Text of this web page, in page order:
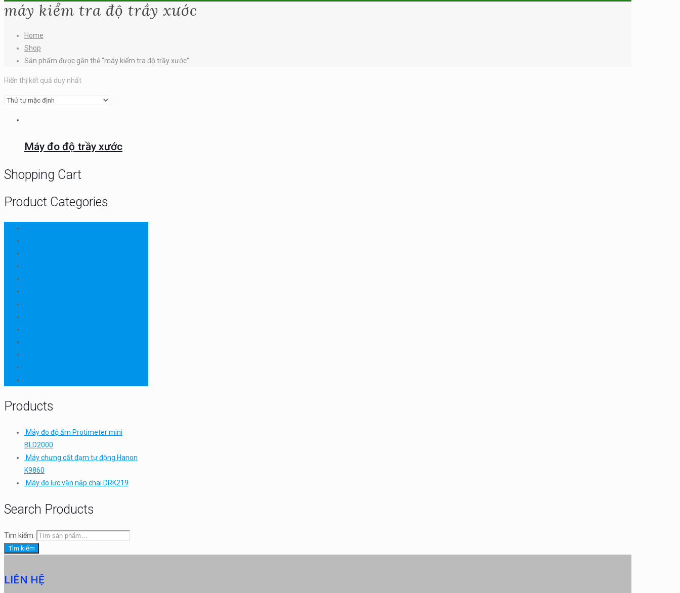
máy kiểm tra độ trầy xước
Home
Shop
Sản phẩm được gắn thẻ “máy kiểm tra độ trầy xước”
Hiển thị kết quả duy nhất
Máy đo độ trầy xước
Shopping Cart
Product Categories
Products
Máy đo độ ẩm Protimeter mini
BLD2000
Máy chưng cất đạm tự động Hanon
K9860
Máy đo lực vặn nắp chai DRK219
Search Products
Tìm kiếm:
Tìm kiếm
LIÊN HỆ